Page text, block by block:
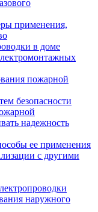
применения,
в доме
пожарной
безопасности
надежность
ее применения
с другими
наружного